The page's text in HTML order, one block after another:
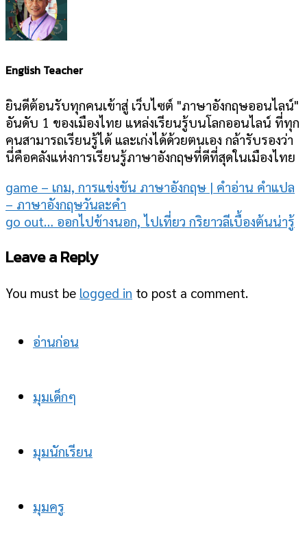
English Teacher
ยินดีต้อนรับทุกคนเข้าสู่ เว็บไซต์ "ภาษาอังกฤษออนไลน์"
อันดับ 1 ของเมืองไทย แหล่งเรียนรู้บนโลกออนไลน์ ที่ทุก
คนสามารถเรียนรู้ได้ และเก่งได้ด้วยตนเอง กล้ารับรองว่า
นี่คือคลังแห่งการเรียนรู้ภาษาอังกฤษที่ดีที่สุดในเมืองไทย
game – เกม, การแข่งขัน ภาษาอังกฤษ | คำอ่าน คำแปล
– ภาษาอังกฤษวันละคำ
go out… ออกไปข้างนอก, ไปเที่ยว กริยาวลีเบื้องต้นน่ารู้
Leave a Reply
You must be logged in to post a comment.
อ่านก่อน
มุมเด็กๆ
มุมนักเรียน
มุมครู